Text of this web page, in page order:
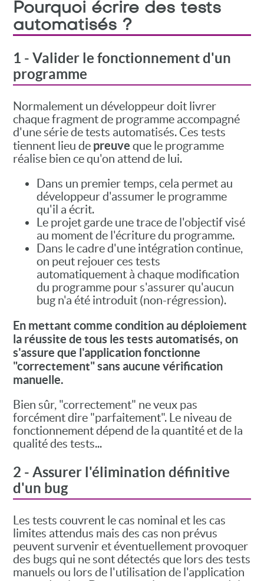
Pourquoi écrire des tests
automatisés ?
1 - Valider le fonctionnement d'un
programme
Normalement un développeur doit livrer
chaque fragment de programme accompagné
d'une série de tests automatisés. Ces tests
tiennent lieu de preuve que le programme
réalise bien ce qu'on attend de lui.
Dans un premier temps, cela permet au
développeur d'assumer le programme
qu'il a écrit.
Le projet garde une trace de l'objectif visé
au moment de l'écriture du programme.
Dans le cadre d'une intégration continue,
on peut rejouer ces tests
automatiquement à chaque modification
du programme pour s'assurer qu'aucun
bug n'a été introduit (non-régression).
En mettant comme condition au déploiement
la réussite de tous les tests automatisés, on
s'assure que l'application fonctionne
"correctement" sans aucune vérification
manuelle.
Bien sûr, "correctement" ne veux pas
forcément dire "parfaitement". Le niveau de
fonctionnement dépend de la quantité et de la
qualité des tests...
2 - Assurer l'élimination définitive
d'un bug
Les tests couvrent le cas nominal et les cas
limites attendus mais des cas non prévus
peuvent survenir et éventuellement provoquer
des bugs qui ne sont détectés que lors des tests
manuels ou lors de l'utilisation de l'application